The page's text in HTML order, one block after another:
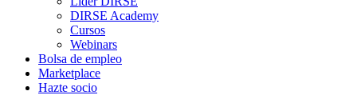
DIRSE Academy
Cursos
Webinars
Bolsa de empleo
Marketplace
Hazte socio